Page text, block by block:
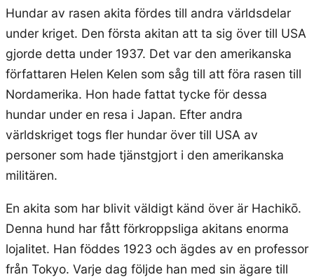
Hundar av rasen akita fördes till andra världsdelar
under kriget. Den första akitan att ta sig över till USA
gjorde detta under 1937. Det var den amerikanska
författaren Helen Kelen som såg till att föra rasen till
Nordamerika. Hon hade fattat tycke för dessa
hundar under en resa i Japan. Efter andra
världskriget togs fler hundar över till USA av
personer som hade tjänstgjort i den amerikanska
militären.
En akita som har blivit väldigt känd över är Hachikō.
Denna hund har fått förkroppsliga akitans enorma
lojalitet. Han föddes 1923 och ägdes av en professor
från Tokyo. Varje dag följde han med sin ägare till